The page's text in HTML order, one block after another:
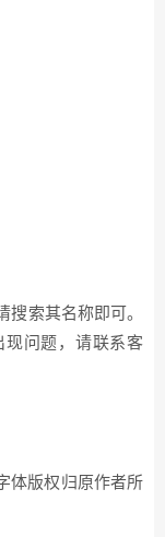
搜索其名称即可。
现问题，请联系客
体版权归原作者所